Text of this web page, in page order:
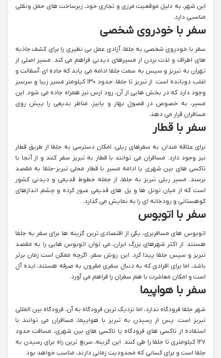
این شهر، به دلیل موقعیت مرزی و تجاری خود، زیرساخت های حمل ونقلی
مناسبی دارد.
سفر با خودروی شخصی
سفر با خودروی شخصی به جلفا، آزادی عمل بی نظیری را برای کشف جاذبه
های اطراف و لذت بردن از مسیرهای دیدنی فراهم می کند. مسیر اصلی از
تهران به تبریز و سپس به سمت جلفا ادامه می یابد که جاده ای آسفالت و
اغلب دوبانده است. از تبریز تا جلفا، حدود ۱۳۰ کیلومتر مسیر زیبا و سرسبز
وجود دارد که در بخش هایی از آن، رود ارس نیز همراه جاده می شود. این
مسیر، به خصوص در فصول بهار و پاییز، مناظر بدیعی را پیش روی
مسافران قرار می دهد.
سفر با قطار
برای علاقه مندان به سفرهای ریلی، امکان دسترسی به جلفا از طریق قطار
نیز وجود دارد. مسافران می توانند با قطار به تبریز سفر کنند و از آنجا با
تاکسی های بین شهری یا ادامه مسیر با قطار محلی تبریز-جلفا به مقصد
برسند. مسیر ریلی تبریز به جلفا، از جمله خطوط قدیمی و دیدنی کشور
است که از میان تونل ها و پل های قدیمی عبور کرده و چشم اندازهای
کوهستانی و رودخانه ای را به نمایش می گذارد.
سفر با اتوبوس
اتوبوس های مسافربری، یکی از اقتصادی ترین گزینه ها برای سفر به جلفا
هستند. از اکثر شهرهای بزرگ ایران، می توان اتوبوس هایی را به مقصد
تبریز و سپس جلفا پیدا کرد. این روش سفر، اگرچه ممکن است زمان برتر
باشد، اما برای افرادی که به دنبال سفری مقرون به صرفه هستند، ایده آل
است و امکان معاشرت با هم سفران را فراهم می آورد.
سفر با هواپیما
شهر جلفا فرودگاه ندارد، اما نزدیک ترین فرودگاه به آن، فرودگاه بین المللی
تبریز است. پس از رسیدن به تبریز با هواپیما، مسافران می توانند با
استفاده از تاکسی های فرودگاه یا تاکسی های بین شهری، مسافت حدود
۱۲۷ کیلومتری تا جلفا را طی کنند. این گزینه، سریع ترین راه برای رسیدن به
جلفا است و برای کسانی که محدودیت زمانی دارند، مناسب خواهد بود.